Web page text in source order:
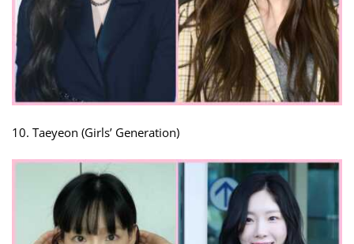
10. Taeyeon (Girls’ Generation)